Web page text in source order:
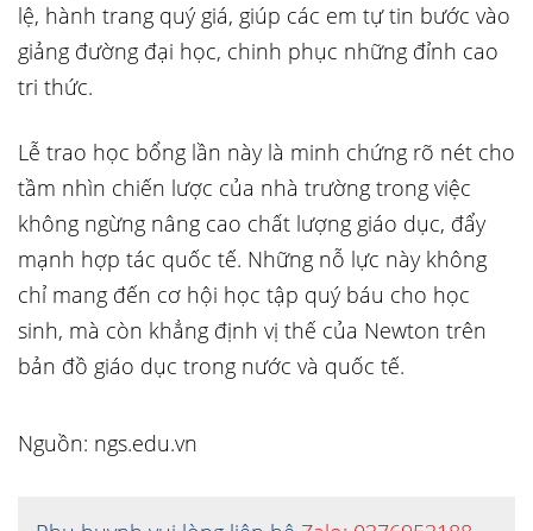
lệ, hành trang quý giá, giúp các em tự tin bước vào
giảng đường đại học, chinh phục những đỉnh cao
tri thức.
Lễ trao học bổng lần này là minh chứng rõ nét cho
tầm nhìn chiến lược của nhà trường trong việc
không ngừng nâng cao chất lượng giáo dục, đẩy
mạnh hợp tác quốc tế. Những nỗ lực này không
chỉ mang đến cơ hội học tập quý báu cho học
sinh, mà còn khẳng định vị thế của Newton trên
bản đồ giáo dục trong nước và quốc tế.
Nguồn: ngs.edu.vn